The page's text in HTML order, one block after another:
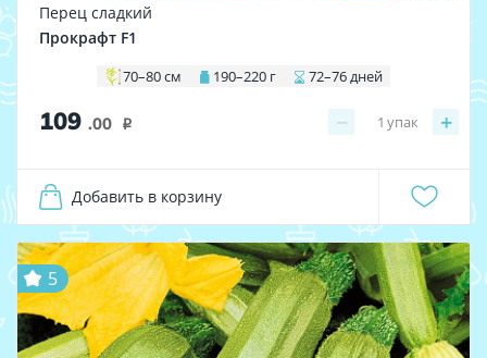
Перец сладкий
Прокрафт F1
70–80 см 190–220 г 72–76 дней
109 .00 i − +
1 упак
Добавить в корзину
5